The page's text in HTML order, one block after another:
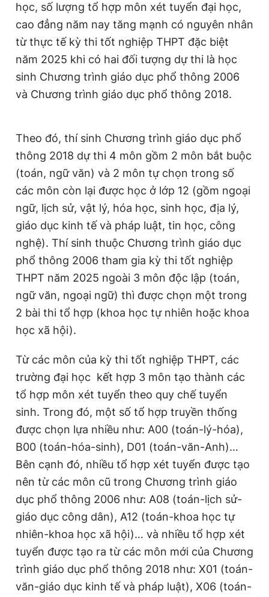
học, số lượng tổ hợp môn xét tuyển đại học,
cao đẳng năm nay tăng mạnh có nguyên nhân
từ thực tế kỳ thi tốt nghiệp THPT đặc biệt
năm 2025 khi có hai đối tượng dự thi là học
sinh Chương trình giáo dục phổ thông 2006
và Chương trình giáo dục phổ thông 2018.
Theo đó, thí sinh Chương trình giáo dục phổ
thông 2018 dự thi 4 môn gồm 2 môn bắt buộc
(toán, ngữ văn) và 2 môn tự chọn trong số
các môn còn lại được học ở lớp 12 (gồm ngoại
ngữ, lịch sử, vật lý, hóa học, sinh học, địa lý,
giáo dục kinh tế và pháp luật, tin học, công
nghệ). Thí sinh thuộc Chương trình giáo dục
phổ thông 2006 tham gia kỳ thi tốt nghiệp
THPT năm 2025 ngoài 3 môn độc lập (toán,
ngữ văn, ngoại ngữ) thì được chọn một trong
2 bài thi tổ hợp (khoa học tự nhiên hoặc khoa
học xã hội).
Từ các môn của kỳ thi tốt nghiệp THPT, các
trường đại học kết hợp 3 môn tạo thành các
tổ hợp môn xét tuyển theo quy chế tuyển
sinh. Trong đó, một số tổ hợp truyền thống
được chọn lựa nhiều như: A00 (toán-lý-hóa),
B00 (toán-hóa-sinh), D01 (toán-văn-Anh)…
Bên cạnh đó, nhiều tổ hợp xét tuyển được tạo
nên từ các môn cũ trong Chương trình giáo
dục phổ thông 2006 như: A08 (toán-lịch sử-
giáo dục công dân), A12 (toán-khoa học tự
nhiên-khoa học xã hội)… và nhiều tổ hợp xét
tuyển được tạo ra từ các môn mới của Chương
trình giáo dục phổ thông 2018 như: X01 (toán-
văn-giáo dục kinh tế và pháp luật), X06 (toán-